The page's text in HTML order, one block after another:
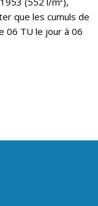
que les cumuls de
06 TU le jour à 06